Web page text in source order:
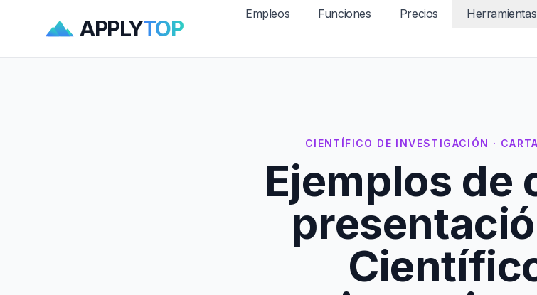
APPLYTOP
Empleos Funciones Precios
CIENTÍFICO DE INVESTIGACIÓN ·
Ejemplos de